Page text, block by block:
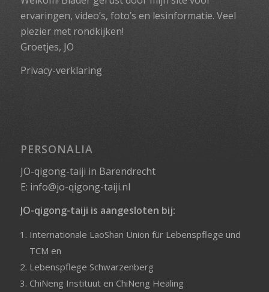
ervaringen, video’s, foto’s en lesinformatie. Veel
plezier met rondkijken!
Groetjes, JO
Privacy-verklaring
PERSONALIA
JO-qigong-taiji in Barendrecht
E: info@jo-qigong-taiji.nl
JO-qigong-taiji is aangesloten bij:
Internationale LaoShan Union für Lebenspflege und
TCM en
Lebenspflege Schwarzenberg
ChiNeng Instituuten ChiNeng Healing